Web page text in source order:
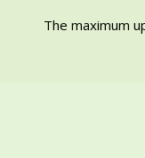
The maximum